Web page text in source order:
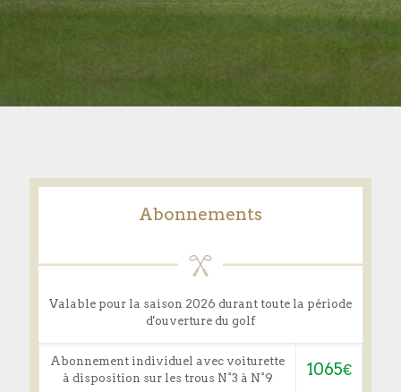
Abonnements
Valable pour la saison 2026 durant toute la période
d'ouverture du golf
Abonnement individuel avec voiturette
à disposition sur les trous N°3 à N°9
1065€